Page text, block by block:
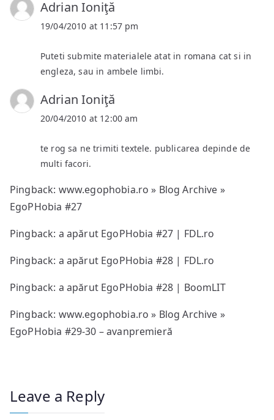
Adrian Ioniţă
19/04/2010 at 11:57 pm
Puteti submite materialele atat in romana cat si in
engleza, sau in ambele limbi.
Adrian Ioniţă
20/04/2010 at 12:00 am
te rog sa ne trimiti textele. publicarea depinde de
multi facori.
Pingback: www.egophobia.ro » Blog Archive »
EgoPHobia #27
Pingback: a apărut EgoPHobia #27 | FDL.ro
Pingback: a apărut EgoPHobia #28 | FDL.ro
Pingback: a apărut EgoPHobia #28 | BoomLIT
Pingback: www.egophobia.ro » Blog Archive »
EgoPHobia #29-30 – avanpremieră
Leave a Reply